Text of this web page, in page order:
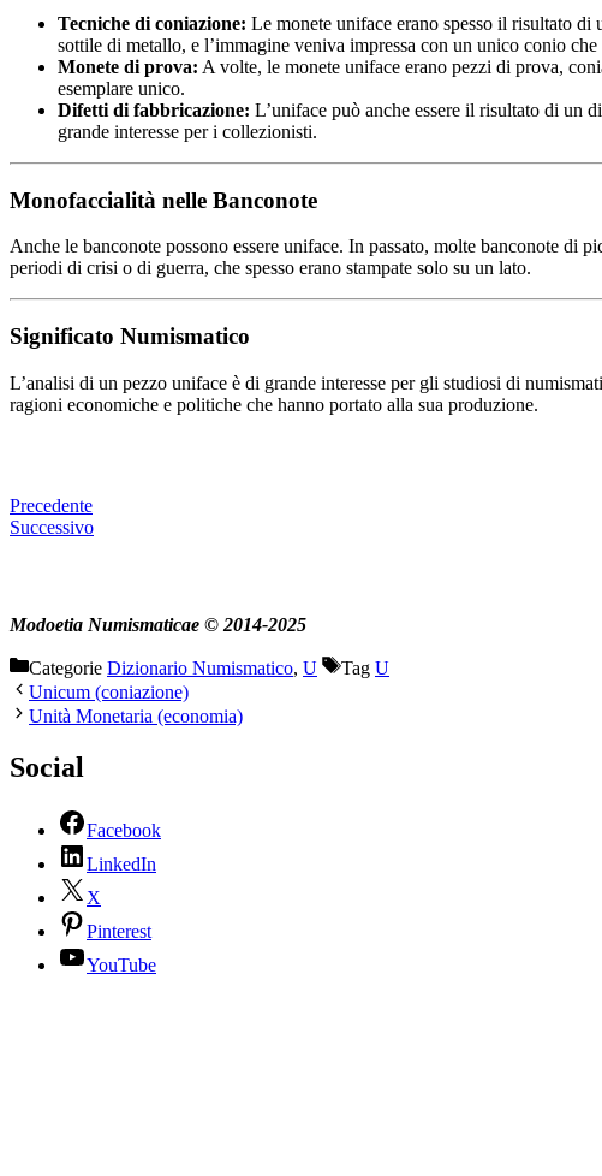
Tecniche di coniazione: Le monete uniface erano spesso il risultato
sottile di metallo, e l’immagine veniva impressa con un unico conio
Monete di prova: A volte, le monete uniface erano pezzi di prova,
esemplare unico.
Difetti di fabbricazione: L’uniface può anche essere il risultato di un
grande interesse per i collezionisti.
Monofaccialità nelle Banconote
Anche le banconote possono essere uniface. In passato, molte banconote di
periodi di crisi o di guerra, che spesso erano stampate solo su un lato.
Significato Numismatico
L’analisi di un pezzo uniface è di grande interesse per gli studiosi di
ragioni economiche e politiche che hanno portato alla sua produzione.
Precedente
Successivo
Modoetia Numismaticae © 2014-2025
Categorie Dizionario Numismatico, U Tag U
Unicum (coniazione)
Unità Monetaria (economia)
Social
Facebook
LinkedIn
X
Pinterest
YouTube